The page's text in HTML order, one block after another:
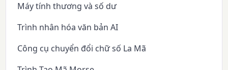
Máy tính thương và số dư
Trình nhân hóa văn bản AI
Công cụ chuyển đổi chữ số La Mã